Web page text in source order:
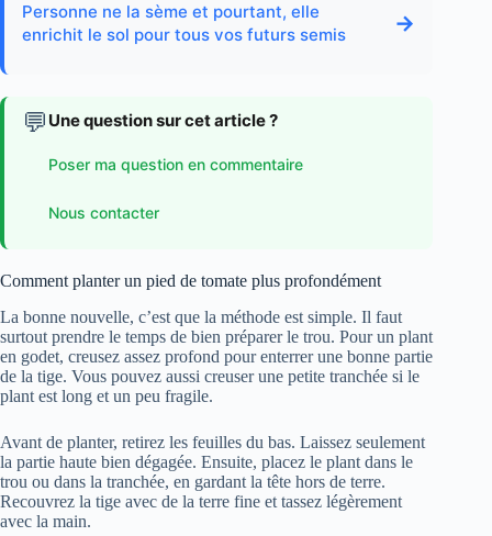
Personne ne la sème et pourtant, elle
enrichit le sol pour tous vos futurs semis
→
💬 Une question sur cet article ?
Poser ma question en commentaire
Nous contacter
Comment planter un pied de tomate plus profondément
La bonne nouvelle, c’est que la méthode est simple. Il faut
surtout prendre le temps de bien préparer le trou. Pour un plant
en godet, creusez assez profond pour enterrer une bonne partie
de la tige. Vous pouvez aussi creuser une petite tranchée si le
plant est long et un peu fragile.
Avant de planter, retirez les feuilles du bas. Laissez seulement
la partie haute bien dégagée. Ensuite, placez le plant dans le
trou ou dans la tranchée, en gardant la tête hors de terre.
Recouvrez la tige avec de la terre fine et tassez légèrement
avec la main.